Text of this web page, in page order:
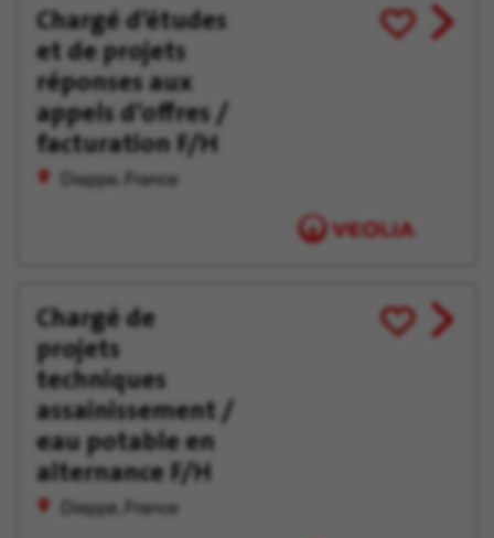
Chargé d’études
et de projets
réponses aux
appels d’offres /
facturation F/H
Dieppe, France
Enregistrer
pour
View
job
Chargé de
projets
techniques
assainissement /
eau potable en
alternance F/H
Dieppe, France
Enregistrer
pour
View
job